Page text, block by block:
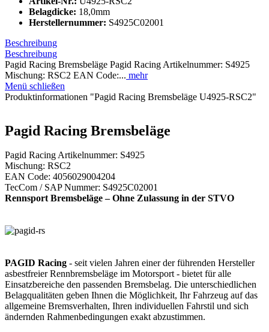
Belagdicke: 18,0mm
Herstellernummer: S4925C02001
Beschreibung
Beschreibung
Pagid Racing Bremsbeläge Pagid Racing Artikelnummer: S4925
Mischung: RSC2 EAN Code:... mehr
Menü schließen
Produktinformationen "Pagid Racing Bremsbeläge U4925-RSC2"
Pagid Racing Bremsbeläge
Pagid Racing Artikelnummer: S4925
Mischung: RSC2
EAN Code: 4056029004204
TecCom / SAP Nummer: S4925C02001
Rennsport Bremsbeläge – Ohne Zulassung in der STVO
PAGID Racing - seit vielen Jahren einer der führenden Hersteller
asbestfreier Rennbremsbeläge im Motorsport - bietet für alle
Einsatzbereiche den passenden Bremsbelag. Die unterschiedlichen
Belagqualitäten geben Ihnen die Möglichkeit, Ihr Fahrzeug auf das
allgemeine Bremsverhalten, Ihren individuellen Fahrstil und sich
ändernden Rahmenbedingungen exakt abzustimmen.